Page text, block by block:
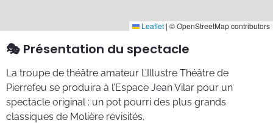
Leaflet | © OpenStreetMap contributors
🎭 Présentation du spectacle
La troupe de théâtre amateur L’Illustre Théâtre de
Pierrefeu se produira à l’Espace Jean Vilar pour un
spectacle original : un pot pourri des plus grands
classiques de Molière revisités.